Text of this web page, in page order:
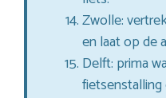
Zwolle:
en laat op de
Delft: prima
fietsenstalling